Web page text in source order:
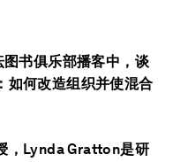
书俱乐部播客中，谈
如何改造组织并使混合
，Lynda Gratton是研